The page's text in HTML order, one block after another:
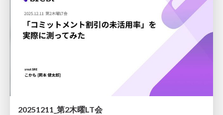
20251211_第2木曜LT会